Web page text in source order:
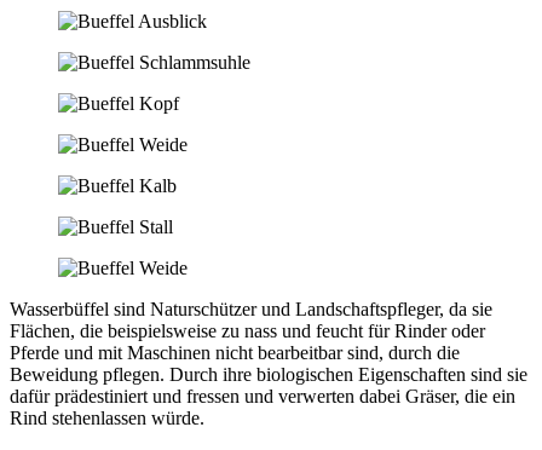
Wasserbüffel sind Naturschützer und Landschaftspfleger, da sie
Flächen, die beispielsweise zu nass und feucht für Rinder oder
Pferde und mit Maschinen nicht bearbeitbar sind, durch die
Beweidung pflegen. Durch ihre biologischen Eigenschaften sind sie
dafür prädestiniert und fressen und verwerten dabei Gräser, die ein
Rind stehenlassen würde.